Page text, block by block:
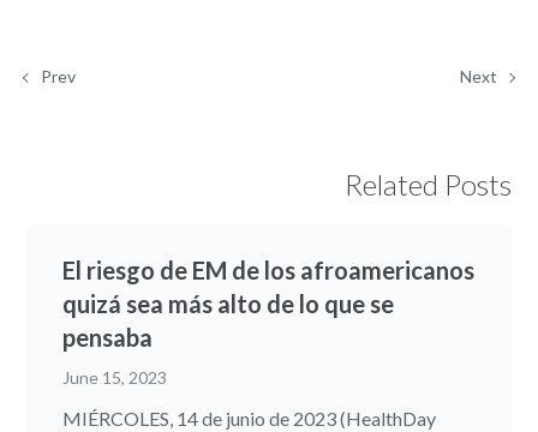
Prev Next
Related Posts
El riesgo de EM de los afroamericanos
quizá sea más alto de lo que se
pensaba
June 15, 2023
MIÉRCOLES, 14 de junio de 2023 (HealthDay